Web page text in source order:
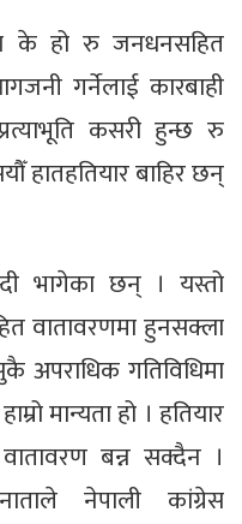
के हो रु जनधनसहित
गर्नेलाई कारबाही
कसरी हुन्छ रु
हातहतियार बाहिर छन्
भागेका छन् । यस्तो
वातावरणमा हुनसक्ला
गतिविधिमा
मान्यता हो । हतियार
बन्न सक्दैन ।
नेपाली कांग्रेस